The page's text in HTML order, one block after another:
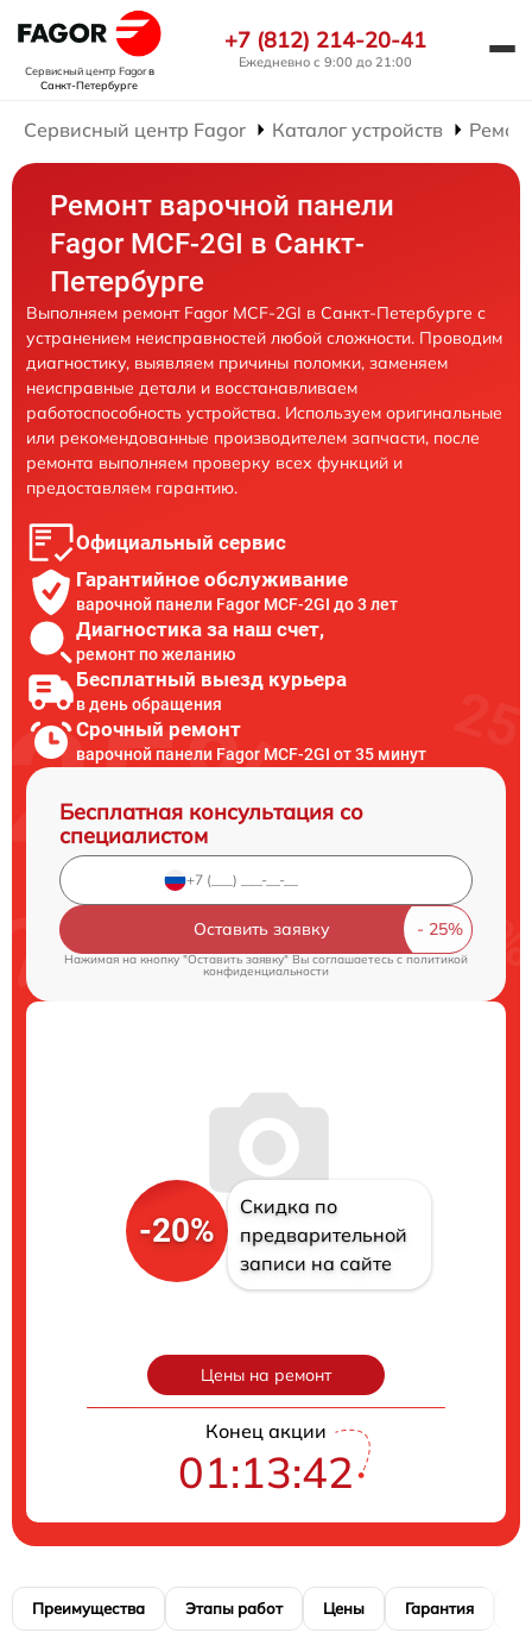
Сервисный центр Fagorв
Санкт-Петербурге
+7 (812) 214-20-41
Ежедневно с 9:00 до 21:00
Сервисный центр Fagor Каталог устройств
Ремонт варочной панели
Fagor MCF-2GI в Санкт-
Петербурге
Выполняем ремонт Fagor MCF-2GI в Санкт-Петербурге с
устранением неисправностей любой сложности. Проводим
диагностику, выявляем причины поломки, заменяем
неисправные детали и восстанавливаем
работоспособность устройства. Используем оригинальные
или рекомендованные производителем запчасти, после
ремонта выполняем проверку всех функций и
предоставляем гарантию.
Официальный сервис
Гарантийное обслуживание
варочной панели Fagor MCF-2GI до 3 лет
Диагностика за наш счет,
ремонт по желанию
Бесплатный выезд курьера
в день обращения
Срочный ремонт
варочной панели Fagor MCF-2GI от 35 минут
Бесплатная консультация со
специалистом
Оставить заявку
Нажимая на кнопку "Оставить заявку" Вы соглашаетесь cполитикой
конфиденциальности
-20%
Скидка по
предварительной
записи на сайте
Цены на ремонт
Конец акции
01:13:41
Преимущества Этапы работ Цены Гарантия